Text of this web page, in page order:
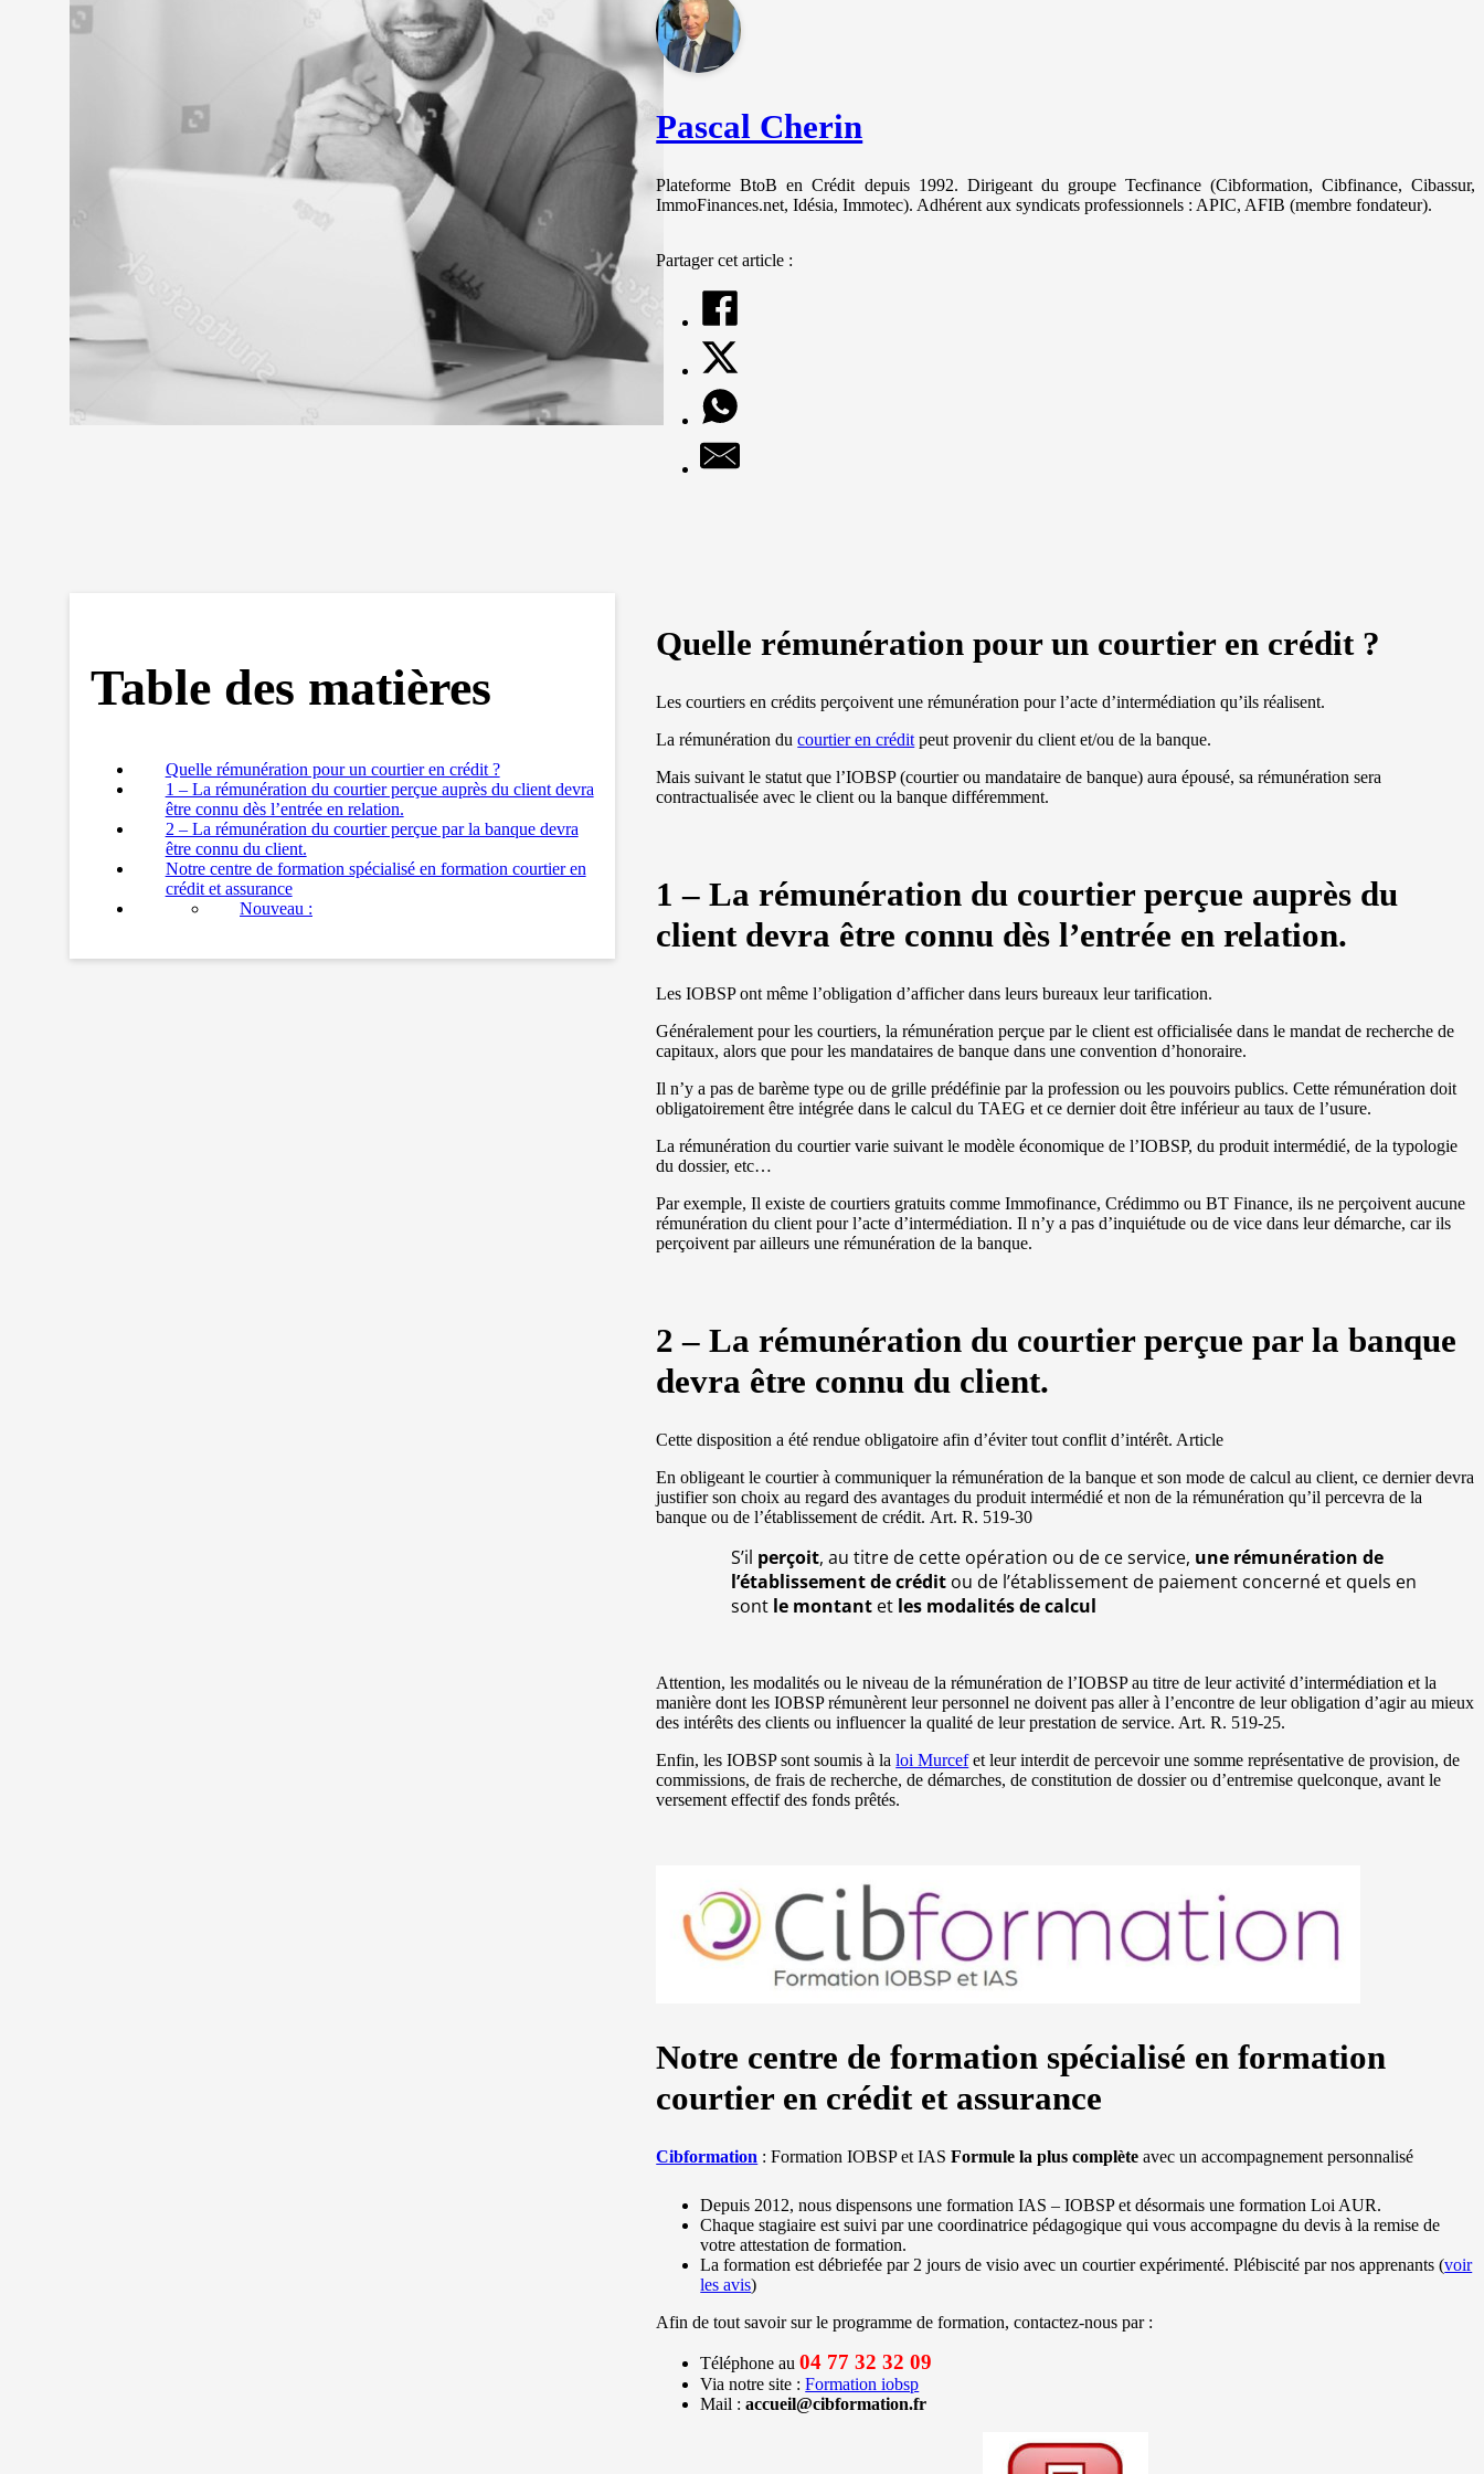
Pascal Cherin
Plateforme BtoB en Crédit depuis 1992. Dirigeant du groupe Tecfinance (Cibformation, Cibfinance, Cibassur,
ImmoFinances.net, Idésia, Immotec). Adhérent aux syndicats professionnels : APIC, AFIB (membre fondateur).
Partager cet article :
Quelle rémunération pour un courtier en crédit ?
Les courtiers en crédits perçoivent une rémunération pour l’acte d’intermédiation qu’ils réalisent.
La rémunération ducourtier en crédit peut provenir du client et/ou de la banque.
Mais suivant le statut que l’IOBSP (courtier ou mandataire de banque) aura épousé, sa rémunération sera
contractualisée avec le client ou la banque différemment.
1 –La rémunération du courtier perçue auprès du
clientdevra être connu dès l’entrée en relation.
Les IOBSP ont même l’obligation d’afficher dans leurs bureaux leur tarification.
Généralement pour les courtiers, la rémunération perçue par le client est officialisée dans le mandat de recherche de
capitaux, alors que pour les mandataires de banque dans une convention d’honoraire.
Il n’y a pas de barème type ou de grille prédéfinie par la profession ou les pouvoirs publics. Cette rémunération doit
obligatoirement être intégrée dans le calcul du TAEG et ce dernier doit être inférieur au taux de l’usure.
La rémunération du courtier varie suivant le modèle économique de l’IOBSP, du produit intermédié, de la typologie
du dossier, etc…
Par exemple, Il existe de courtiers gratuits comme Immofinance, Crédimmo ou BT Finance, ils ne perçoivent aucune
rémunération du client pour l’acte d’intermédiation. Il n’y a pas d’inquiétude ou de vice dans leur démarche, car ils
perçoivent par ailleurs une rémunération de la banque.
2 –La rémunération du courtier perçue par la banque
devra être connu du client.
Cette disposition a été rendue obligatoire afin d’éviter tout conflit d’intérêt. Article
En obligeant le courtier à communiquer la rémunération de la banque et son mode de calcul au client, ce dernier devra
justifier son choix au regard des avantages du produit intermédié et non de la rémunération qu’il percevra de la
banque ou de l’établissement de crédit. Art. R. 519-30
S’il perçoit, au titre de cette opération ou de ce service, une rémunération de
l’établissement de créditou de l’établissement de paiement concerné et quels en
sont le montantet les modalités de calcul
Attention, les modalités ou le niveau de la rémunération de l’IOBSP au titre de leur activité d’intermédiation et la
manière dont les IOBSP rémunèrent leur personnel ne doivent pas aller à l’encontre de leur obligation d’agir au mieux
des intérêts des clients ou influencer la qualité de leur prestation de service. Art. R. 519-25.
Enfin, les IOBSP sont soumis à laloi Murcefet leur interdit de percevoir une somme représentative de provision, de
commissions, de frais de recherche, de démarches, de constitution de dossier ou d’entremise quelconque, avant le
versement effectif des fonds prêtés.
Notre centre de formation spécialisé en formation
courtier en crédit et assurance
Cibformation : Formation IOBSP et IASFormule la plus complète avec un accompagnement personnalisé
Depuis 2012, nous dispensons une formation IAS – IOBSP et désormais une formation Loi AUR.
Chaque stagiaire est suivi par une coordinatrice pédagogique qui vous accompagne du devis à la remise de
votre attestation de formation.
La formation est débriefée par 2 jours de visio avec un courtier expérimenté. Plébiscité par nos apprenants (voir
les avis)
Afin de tout savoir sur le programme de formation, contactez-nous par :
Téléphone au04 77 32 32 09
Via notre site :Formation iobsp
Mail :accueil@cibformation.fr
Table des matières
Quelle rémunération pour un courtier en crédit ?
1 – La rémunération du courtier perçue auprès du client devra
être connu dès l’entrée en relation.
2 – La rémunération du courtier perçue par la banque devra
être connu du client.
Notre centre de formation spécialisé en formation courtier en
crédit et assurance
Nouveau :
chances de
voir du
offres
personnalisés.